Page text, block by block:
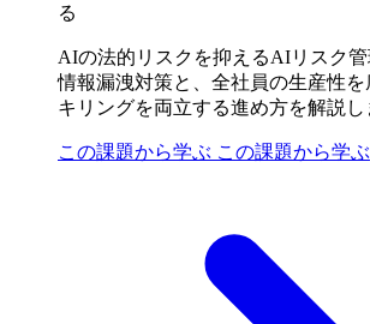
る
AIの法的リスクを抑えるAIリスク管
情報漏洩対策と、全社員の生産性
キリングを両立する進め方を解説し
この課題から学ぶ この課題から学ぶ